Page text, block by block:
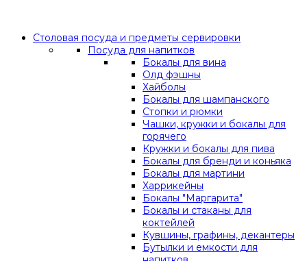
Столовая посуда и предметы сервировки
Посуда для напитков
Бокалы для вина
Олд фэшны
Хайболы
Бокалы для шампанского
Стопки и рюмки
Чашки, кружки и бокалы для
горячего
Кружки и бокалы для пива
Бокалы для бренди и коньяка
Бокалы для мартини
Харрикейны
Бокалы "Маргарита"
Бокалы и стаканы для
коктейлей
Кувшины, графины, декантеры
Бутылки и емкости для